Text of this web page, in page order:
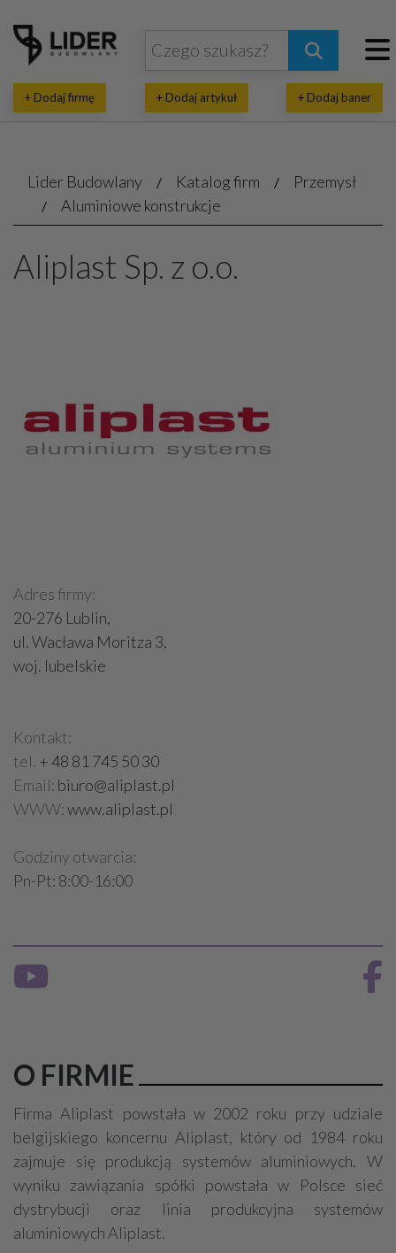
+ Dodaj firmę + Dodaj artykuł + Dodaj baner
Lider Budowlany Katalog firm
Przemysł
Aluminiowe konstrukcje
Aliplast Sp. z o.o.
Adres firmy:
20-276 Lublin,
ul. Wacława Moritza 3,
woj. lubelskie
Kontakt:
tel. + 48 81 745 50 30
Email: biuro@aliplast.pl
WWW:www.aliplast.pl
Godziny otwarcia:
Pn-Pt: 8:00-16:00
O FIRMIE
Firma Aliplast powstała w 2002 roku przy udziale
belgijskiego koncernu Aliplast, który od 1984 roku
zajmuje się produkcją systemów aluminiowych. W
wyniku zawiązania spółki powstała w Polsce sieć
dystrybucji oraz linia produkcyjna systemów
aluminiowych Aliplast.